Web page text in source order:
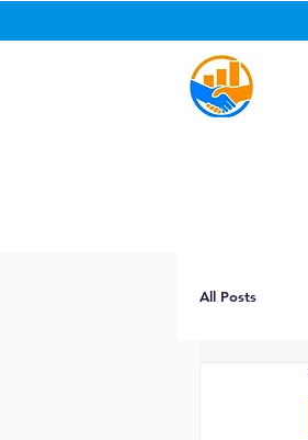
All Posts